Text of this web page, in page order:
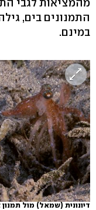
התמנונים בים,
במינם.
דיונונית (שמאל) מול תמנון